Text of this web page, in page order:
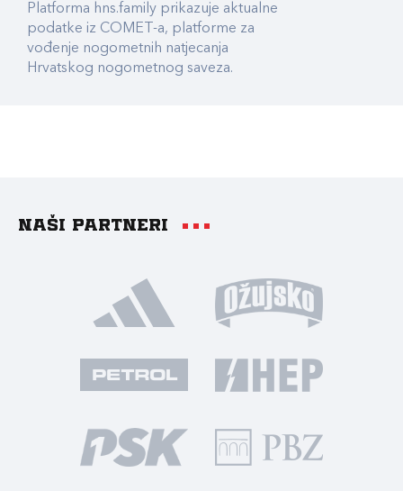
Platforma hns.family prikazuje aktualne
podatke iz COMET-a, platforme za
vođenje nogometnih natjecanja
Hrvatskog nogometnog saveza.
Naši partneri